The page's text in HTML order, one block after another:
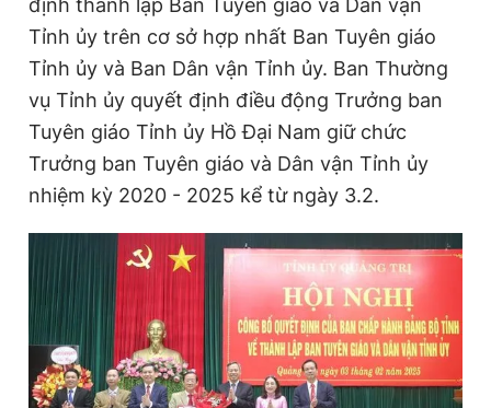
Theo dõi báo trên
Hotline
0906 645 777
Liên hệ quảng cáo
0908 780 404
Đặt báo Quảng cáo RSS Tòa soạn Chính sách bảo
Tổng biên tập: Nguyễn Ngọc Toàn
Phó tổng biên tập: Lâm Hiếu Dũng
Phó tổng biên tập: Trần Việt Hưng
Tổng thư ký tòa soạn: Đức Trung
Giấy phép xuất bản số 110/GP - BTTTT cấp ngày 24.3.2020
© 2003-2026 Bản quyền thuộc về Báo Thanh Niên. Cấm sao
chép dưới mọi hình thức nếu không có sự chấp thuận bằng văn
bản. Phát triển bởi ePi Technologies, JSC.
định thành lập Ban Tuyên giáo và Dân vận
Tỉnh ủy trên cơ sở hợp nhất Ban Tuyên giáo
Tỉnh ủy và Ban Dân vận Tỉnh ủy. Ban Thường
vụ Tỉnh ủy quyết định điều động Trưởng ban
Tuyên giáo Tỉnh ủy Hồ Đại Nam giữ chức
Trưởng ban Tuyên giáo và Dân vận Tỉnh ủy
nhiệm kỳ 2020 - 2025 kể từ ngày 3.2.